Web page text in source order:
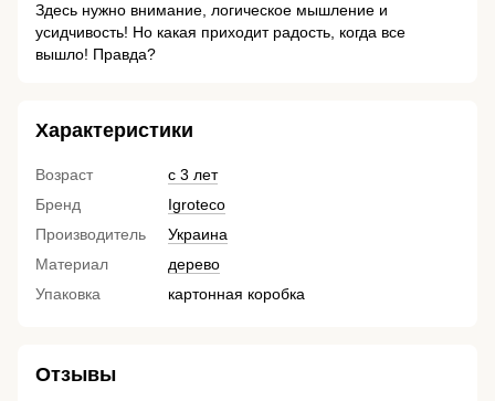
Здесь нужно внимание, логическое мышление и
усидчивость! Но какая приходит радость, когда все
вышло! Правда?
Характеристики
Возраст
с 3 лет
Бренд
Igroteco
Производитель
Украина
Материал
дерево
Упаковка
картонная коробка
Отзывы